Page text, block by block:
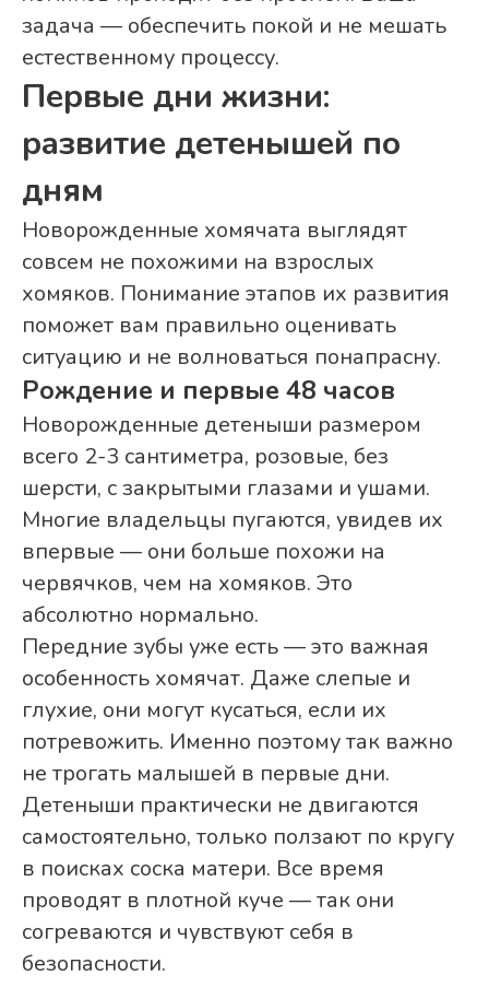
задача — обеспечить покой и не мешать
естественному процессу.
Первые дни жизни:
развитие детенышей по
дням
Новорожденные хомячата выглядят
совсем не похожими на взрослых
хомяков. Понимание этапов их развития
поможет вам правильно оценивать
ситуацию и не волноваться понапрасну.
Рождение и первые 48 часов
Новорожденные детеныши размером
всего 2-3 сантиметра, розовые, без
шерсти, с закрытыми глазами и ушами.
Многие владельцы пугаются, увидев их
впервые — они больше похожи на
червячков, чем на хомяков. Это
абсолютно нормально.
Передние зубы уже есть — это важная
особенность хомячат. Даже слепые и
глухие, они могут кусаться, если их
потревожить. Именно поэтому так важно
не трогать малышей в первые дни.
Детеныши практически не двигаются
самостоятельно, только ползают по кругу
в поисках соска матери. Все время
проводят в плотной куче — так они
согреваются и чувствуют себя в
безопасности.